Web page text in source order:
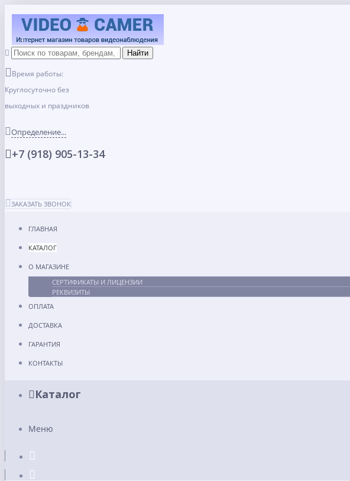
Время работы:
Круглосуточно без
выходных и праздников
Определение...
+7 (918) 905-13-34
ЗАКАЗАТЬ ЗВОНОК
ГЛАВНАЯ
КАТАЛОГ
О МАГАЗИНЕ
СЕРТИФИКАТЫ И ЛИЦЕНЗИИ
РЕКВИЗИТЫ
ОПЛАТА
ДОСТАВКА
ГАРАНТИЯ
КОНТАКТЫ
Каталог
Меню